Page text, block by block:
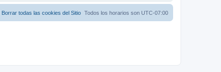
Todos los horarios son UTC-07:00
Borrar todas las cookies del Sitio